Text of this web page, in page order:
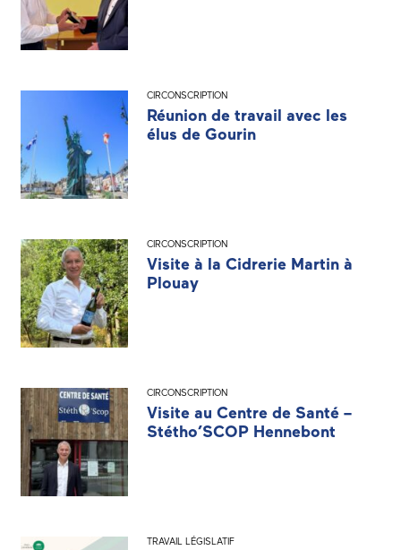
CIRCONSCRIPTION
Réunion de travail avec les
élus de Gourin
CIRCONSCRIPTION
Visite à la Cidrerie Martin à
Plouay
CIRCONSCRIPTION
Visite au Centre de Santé –
Stétho’SCOP Hennebont
TRAVAIL LÉGISLATIF